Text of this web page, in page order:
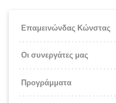
Επαμεινώνδας Κώνστας
Οι συνεργάτες μας
Προγράμματα